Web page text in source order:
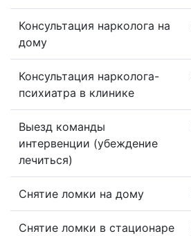
Консультация нарколога на
дому
Консультация нарколога-
психиатра в клинике
Выезд команды
интервенции (убеждение
лечиться)
Снятие ломки на дому
Снятие ломки в стационаре